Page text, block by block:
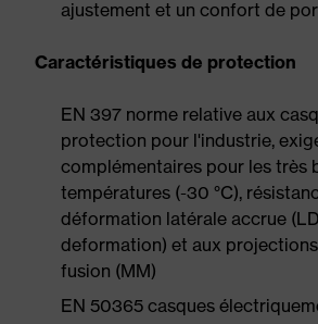
ajustement et un confort de
Caractéristiques de protection
EN 397 norme relative aux
protection pour l'industrie,
complémentaires pour les très
températures (-30 °C),
déformation latérale accrue
deformation) et aux
fusion (MM)
EN 50365 casques